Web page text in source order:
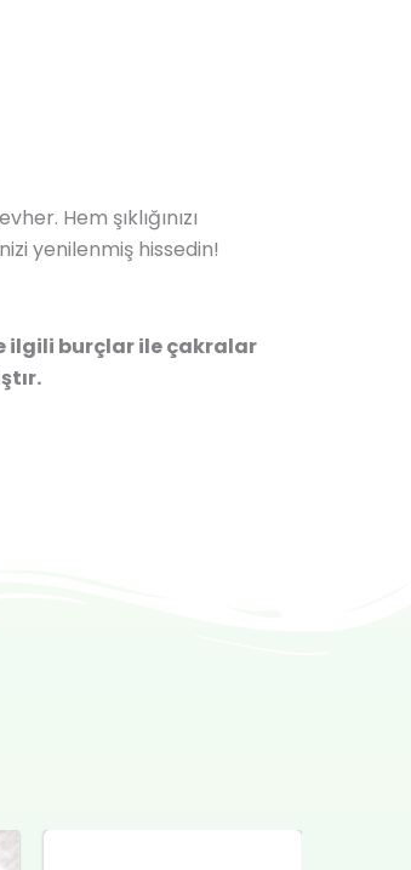
Hem şıklığınızı
yenilenmiş hissedin!
ilgili burçlar ile çakralar